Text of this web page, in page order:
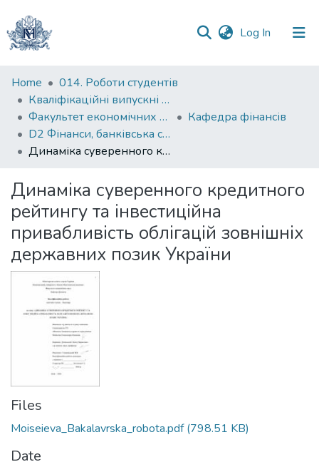
Log In (current)
Communities
&
Collections
All of DSpace
Statistics
Home
014. Роботи студентів
Кваліфікаційні випускні роботи здобувачів вищої освіти бакалаврських програм
Факультет економічних наук
Кафедра фінансів
D2 Фінанси, банківська справа, страхування та фондовий ринок
Динаміка суверенного кредитного рейтингу та інвестиційна привабливість облігацій зовнішніх державних позик України
Динаміка суверенного кредитного
рейтингу та інвестиційна
привабливість облігацій зовнішніх
державних позик України
Files
Moiseieva_Bakalavrska_robota.pdf(798.51 KB)
Date